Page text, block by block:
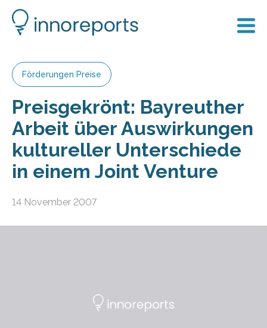
Förderungen Preise
Preisgekrönt: Bayreuther
Arbeit über Auswirkungen
kultureller Unterschiede
in einem Joint Venture
14 November 2007